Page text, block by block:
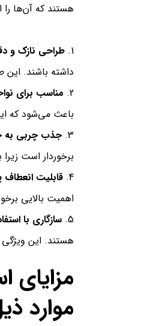
هستند که آن‌ها را
طراحی نازک و
داشته باشند.
مناسب برای
باعث می‌شود که
جذب چربی به
برخوردار است
قابلیت انعطاف
اهمیت بالایی
سازگاری با
هستند. این ویژگی
مزایای
موارد